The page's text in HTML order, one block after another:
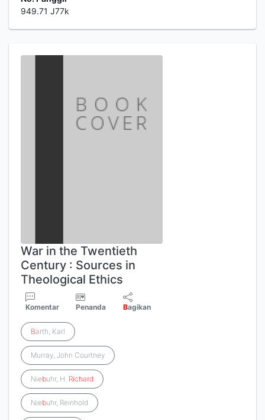
949.71 J77k
War in the Twentieth
Century : Sources in
Theological Ethics
Komentar Penanda Bagikan
Barth, Karl
Murray, John Courtney
Niebuhr, H. Richard
Niebuhr, Reinhold